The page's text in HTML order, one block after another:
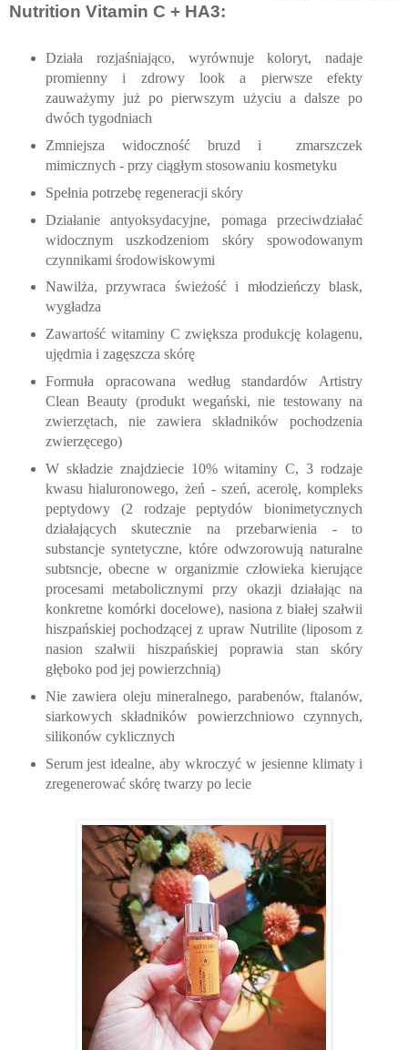
Nutrition Vitamin C + HA3:
Działa rozjaśniająco, wyrównuje koloryt, nadaje
promienny i zdrowy look a pierwsze efekty
zauważymy już po pierwszym użyciu a dalsze po
dwóch tygodniach
Zmniejsza widoczność bruzd i zmarszczek
mimicznych - przy ciągłym stosowaniu kosmetyku
Spełnia potrzebę regeneracji skóry
Działanie antyoksydacyjne, pomaga przeciwdziałać
widocznym uszkodzeniom skóry spowodowanym
czynnikami środowiskowymi
Nawilża, przywraca świeżość i młodzieńczy blask,
wygładza
Zawartość witaminy C zwiększa produkcję kolagenu,
ujędrnia i zagęszcza skórę
Formuła opracowana według standardów Artistry
Clean Beauty (produkt wegański, nie testowany na
zwierzętach, nie zawiera składników pochodzenia
zwierzęcego)
W składzie znajdziecie 10% witaminy C, 3 rodzaje
kwasu hialuronowego, żeń - szeń, acerolę, kompleks
peptydowy (2 rodzaje peptydów bionimetycznych
działających skutecznie na przebarwienia - to
substancje syntetyczne, które odwzorowują naturalne
subtsncje, obecne w organizmie człowieka kierujące
procesami metabolicznymi przy okazji działając na
konkretne komórki docelowe), nasiona z białej szałwii
hiszpańskiej pochodzącej z upraw Nutrilite (liposom z
nasion szałwii hiszpańskiej poprawia stan skóry
głęboko pod jej powierzchnią)
Nie zawiera oleju mineralnego, parabenów, ftalanów,
siarkowych składników powierzchniowo czynnych,
silikonów cyklicznych
Serum jest idealne, aby wkroczyć w jesienne klimaty i
zregenerować skórę twarzy po lecie